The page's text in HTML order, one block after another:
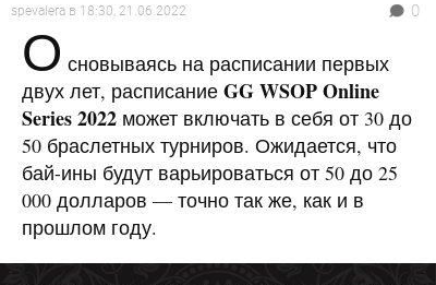
spevalera в 18:30, 21.06.2022 0
О сновываясь на расписании первых
двух лет, расписание GG WSOP Online
Series 2022 может включать в себя от 30 до
50 браслетных турниров. Ожидается, что
бай-ины будут варьироваться от 50 до 25
000 долларов — точно так же, как и в
прошлом году.